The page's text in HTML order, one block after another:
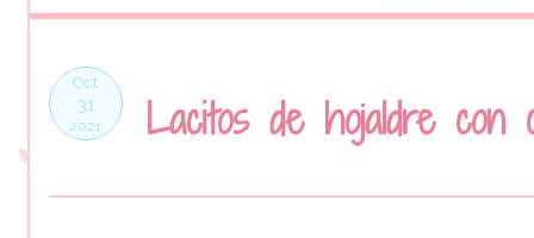
Oct
31
2021 Lacitos de hojaldre con